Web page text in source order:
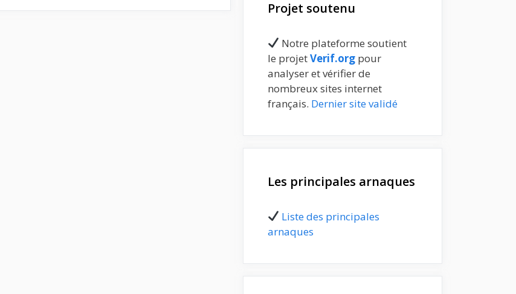
Projet soutenu
Notre plateforme soutient
le projetVerif.org pour
analyser et vérifier de
nombreux sites internet
français. Dernier site validé
Les principales arnaques
Liste des principales
arnaques